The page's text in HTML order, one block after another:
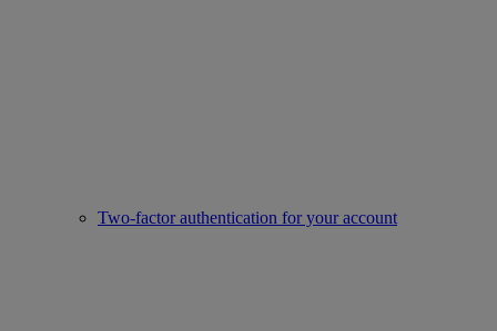
Two-factor authentication for your account